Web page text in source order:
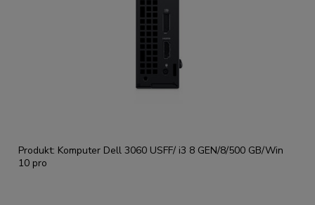
Produkt: Komputer Dell 3060 USFF/ i3 8 GEN/8/500 GB/Win
10 pro